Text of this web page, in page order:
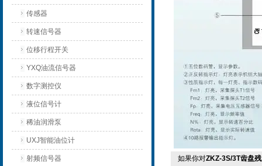
传感器
转速信号器
位移行程开关
YXQ油流信号器
数字测控仪
液位信号计
稀油润滑泵
UXJ智能油位计
射频信号器 如果你对ZKZ-3S/3T齿盘